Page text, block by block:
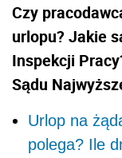
Czy
urlopu? Jakie
Inspekcji
Sądu
Urlop na
polega? Ile